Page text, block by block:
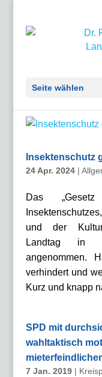
Seite wählen
Insektenschutz
24 Apr. 2024|
Das
und der
Landtag in
angenommen.
verhindert und
Kurz und knapp
SPD mit
wahltaktisch
7 Jan. 2019|